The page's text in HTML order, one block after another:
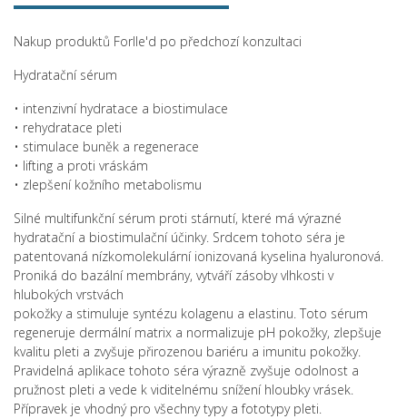
Nakup produktů Forlle'd po předchozí konzultaci
Hydratační sérum
• intenzivní hydratace a biostimulace
• rehydratace pleti
• stimulace buněk a regenerace
• lifting a proti vráskám
• zlepšení kožního metabolismu
Silné multifunkční sérum proti stárnutí, které má výrazné
hydratační a biostimulační účinky. Srdcem tohoto séra je
patentovaná nízkomolekulární ionizovaná kyselina hyaluronová.
Proniká do bazální membrány, vytváří zásoby vlhkosti v
hlubokých vrstvách
pokožky a stimuluje syntézu kolagenu a elastinu. Toto sérum
regeneruje dermální matrix a normalizuje pH pokožky, zlepšuje
kvalitu pleti a zvyšuje přirozenou bariéru a imunitu pokožky.
Pravidelná aplikace tohoto séra výrazně zvyšuje odolnost a
pružnost pleti a vede k viditelnému snížení hloubky vrásek.
Přípravek je vhodný pro všechny typy a fototypy pleti.